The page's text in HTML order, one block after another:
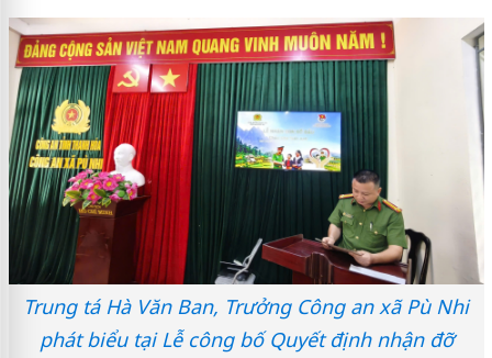
Trung tá Hà Văn Ban, Trưởng Công an xã Pù Nhi
phát biểu tại Lễ công bố Quyết định nhận đỡ